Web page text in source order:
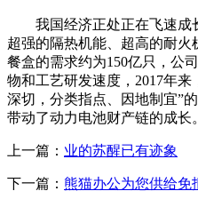
我国经济正处正在飞速成
超强的隔热机能、超高的耐
餐盒的需求约为150亿只，公
物和工艺研发速度，2017年
深切，分类指点、因地制宜”
带动了动力电池财产链的成长
上一篇： 业的苏醒已有迹象
下一篇： 熊猫办公为您供给免